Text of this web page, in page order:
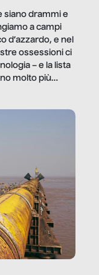
siano drammi e
a campi
d’azzardo, e nel
ossessioni ci
– e la lista
molto più
vediamo